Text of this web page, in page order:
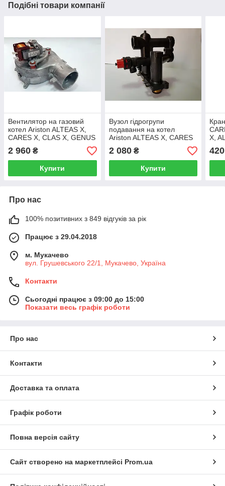
Подібні товари компанії
Вентилятор на газовий
котел Ariston ALTEAS X,
CARES X, CLAS X, GENUS
X, HS Х 24 кВт 65115813
2 960 ₴
Купити
Вузол гідрогрупи
подавання на котел
Ariston ALTEAS X, CARES
X, CLAS X, GENUS X, HS
65114934
2 080₴
Купити
X,
420
Про нас
100% позитивних з 849 відгуків за рік
Працює з 29.04.2018
м. Мукачево
вул. Грушевського 22/1, Мукачево, Україна
Контакти
Сьогодні працює з 09:00 до 15:00
Показати весь графік роботи
Про нас
Контакти
Доставка та оплата
Графік роботи
Повна версія сайту
Сайт створено на маркетплейсі Prom.ua